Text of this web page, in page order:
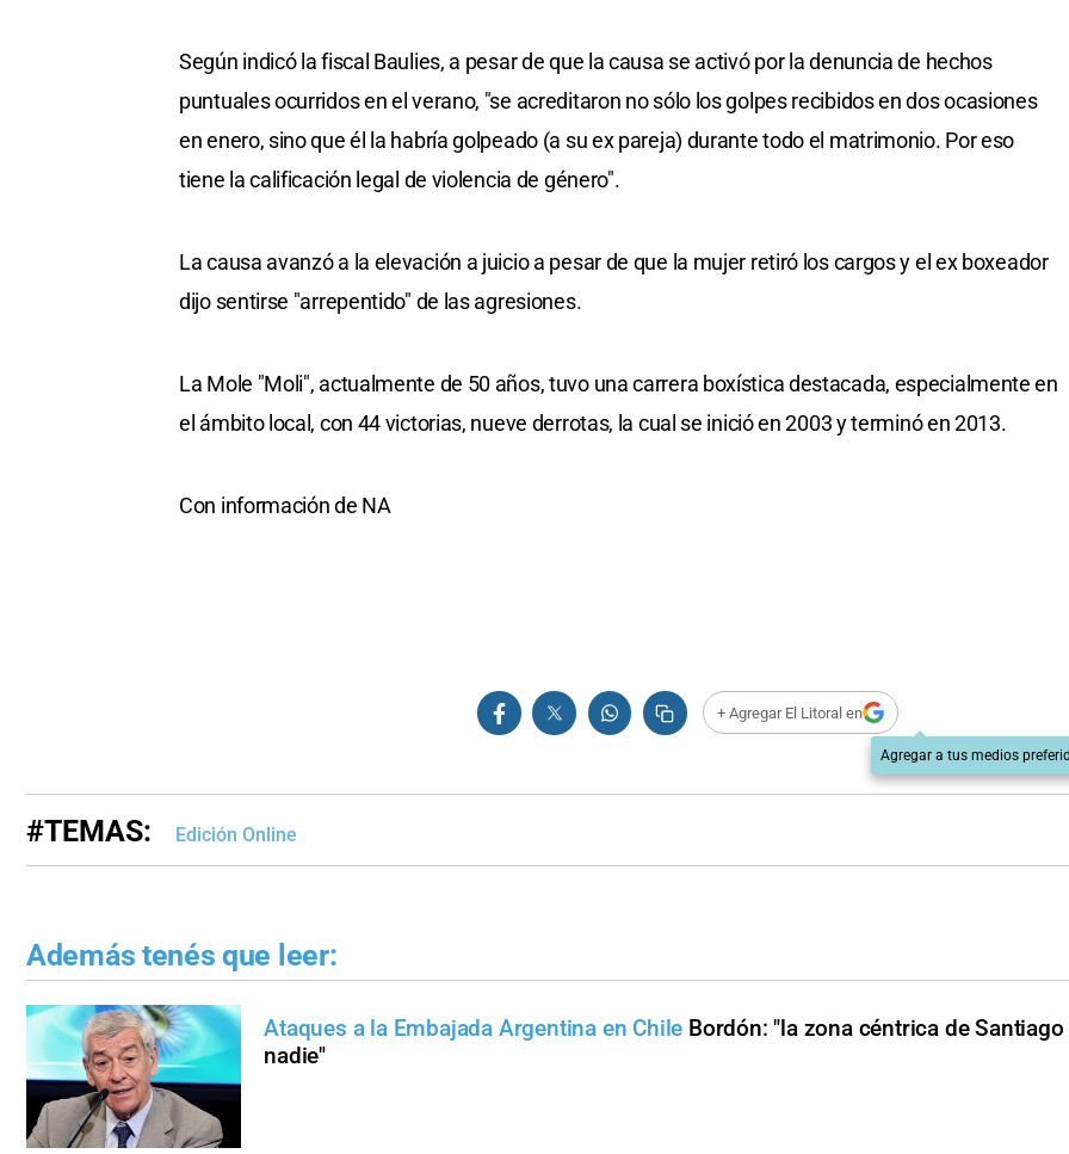
Según indicó la fiscal Baulies, a pesar de que la causa se activó por la denuncia de hechos
puntuales ocurridos en el verano, "se acreditaron no sólo los golpes recibidos en dos ocasiones
en enero, sino que él la habría golpeado (a su ex pareja) durante todo el matrimonio. Por eso
tiene la calificación legal de violencia de género".
La causa avanzó a la elevación a juicio a pesar de que la mujer retiró los cargos y el ex boxeador
dijo sentirse "arrepentido" de las agresiones.
La Mole "Moli", actualmente de 50 años, tuvo una carrera boxística destacada, especialmente en
el ámbito local, con 44 victorias, nueve derrotas, la cual se inició en 2003 y terminó en 2013.
Con información de NA
+ Agregar El Litoral en
Agregar a tus medios
#TEMAS: Edición Online
Además tenés que leer:
Ataques a la Embajada Argentina en Chile Bordón: "la zona céntrica de
nadie"